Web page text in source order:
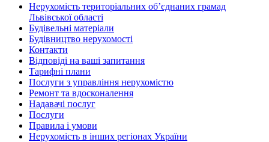
Нерухомість територіальних об’єднаних грамад
Львівської області
Будівельні матеріали
Будівництво нерухомості
Контакти
Відповіді на ваші запитання
Тарифні плани
Послуги з управління нерухомістю
Ремонт та вдосконалення
Надавачі послуг
Послуги
Правила і умови
Нерухомість в інших регіонах України